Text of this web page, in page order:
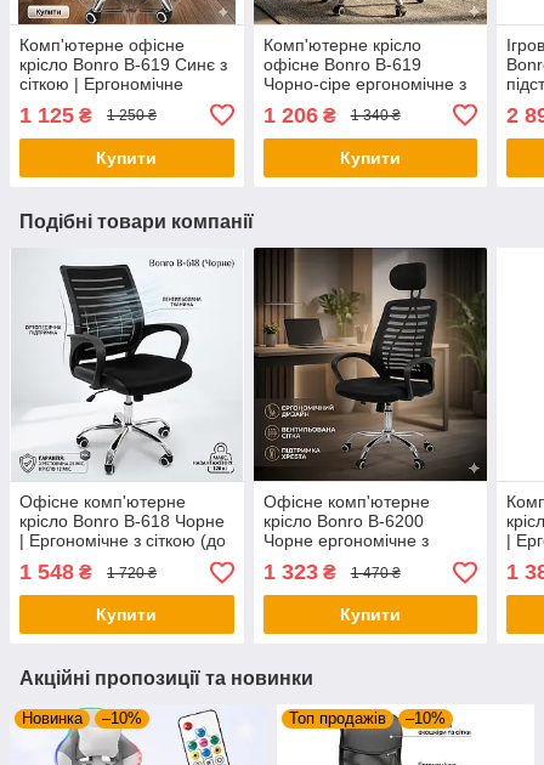
Комп'ютерне офісне
крісло Bonro B-619 Синє з
сіткою | Ергономічне
школяра та офісу
1 125 ₴ 1 250 ₴
Купити
Комп'ютерне крісло
офісне Bonro B-619
Чорно-сіре ергономічне з
вентильованою спинкою
для дому та роботи
1 206₴ 1 340 ₴
Купити
2
Подібні товари компанії
Офісне комп'ютерне
крісло Bonro B-618 Чорне
| Ергономічне з сіткою (до
120 кг)
1 548 ₴ 1 720 ₴
Купити
Офісне комп'ютерне
крісло Bonro B-6200
Чорне ергономічне з
екошкіри та сіткою
1 323₴ 1 470 ₴
Купити
|
для
1
Акційні пропозиції та новинки
Новинка –10% Топ продажів –10%